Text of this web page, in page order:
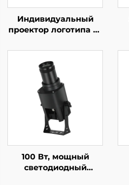
Индивидуальный
проектор логотипа 25
водонепроницаемый,
с вращающимся Gobo
и пультом
дистанционного
управления —
идеален для витрин
и вывесок
100 Вт, мощный
светодиодный